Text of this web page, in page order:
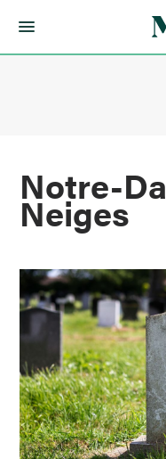
Notre-
Neiges